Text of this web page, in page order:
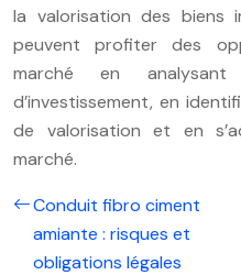
la valorisation des biens
peuvent profiter des
marché en
d’investissement, en
de valorisation et en
marché.
Conduit fibro ciment
amiante : risques et
obligations légales